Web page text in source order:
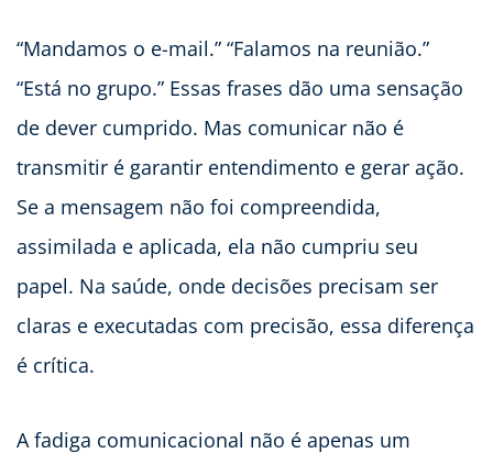
“Mandamos o e-mail.” “Falamos na reunião.”
“Está no grupo.” Essas frases dão uma sensação
de dever cumprido. Mas comunicar não é
transmitir é garantir entendimento e gerar ação.
Se a mensagem não foi compreendida,
assimilada e aplicada, ela não cumpriu seu
papel. Na saúde, onde decisões precisam ser
claras e executadas com precisão, essa diferença
é crítica.
A fadiga comunicacional não é apenas um